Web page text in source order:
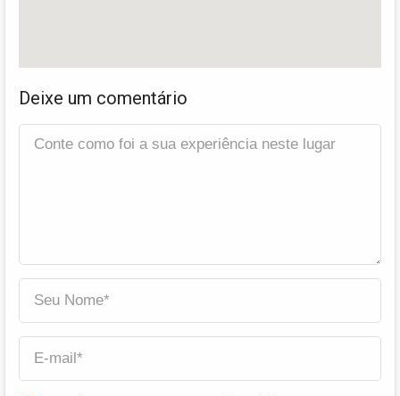
Deixe um comentário